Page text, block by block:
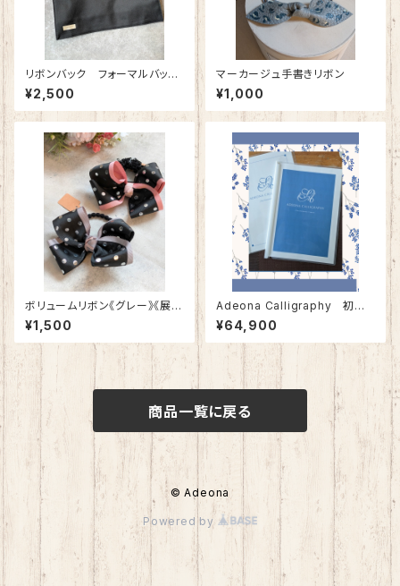
リボンバック フォーマルバッ
ク 特別展示品
¥2,500
マーカージュ手書きリボン
¥1,000
ボリュームリボン《グレー》《展示
品》
¥1,500
Adeona Calligraphy 初級
コース
¥64,900
商品一覧に戻る
© Adeona
Powered by